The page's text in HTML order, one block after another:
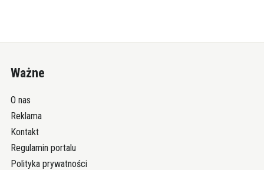
Ważne
O nas
Reklama
Kontakt
Regulamin portalu
Polityka prywatności